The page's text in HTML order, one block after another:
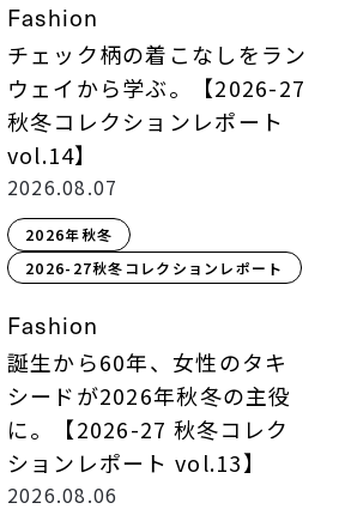
Fashion
チェック柄の着こなしをラン
ウェイから学ぶ。【2026-27
秋冬コレクションレポート
vol.14】
2026.08.07
2026年秋冬
2026-27秋冬コレクションレポート
Fashion
誕生から60年、女性のタキ
シードが2026年秋冬の主役
に。【2026-27 秋冬コレク
ションレポート vol.13】
2026.08.06